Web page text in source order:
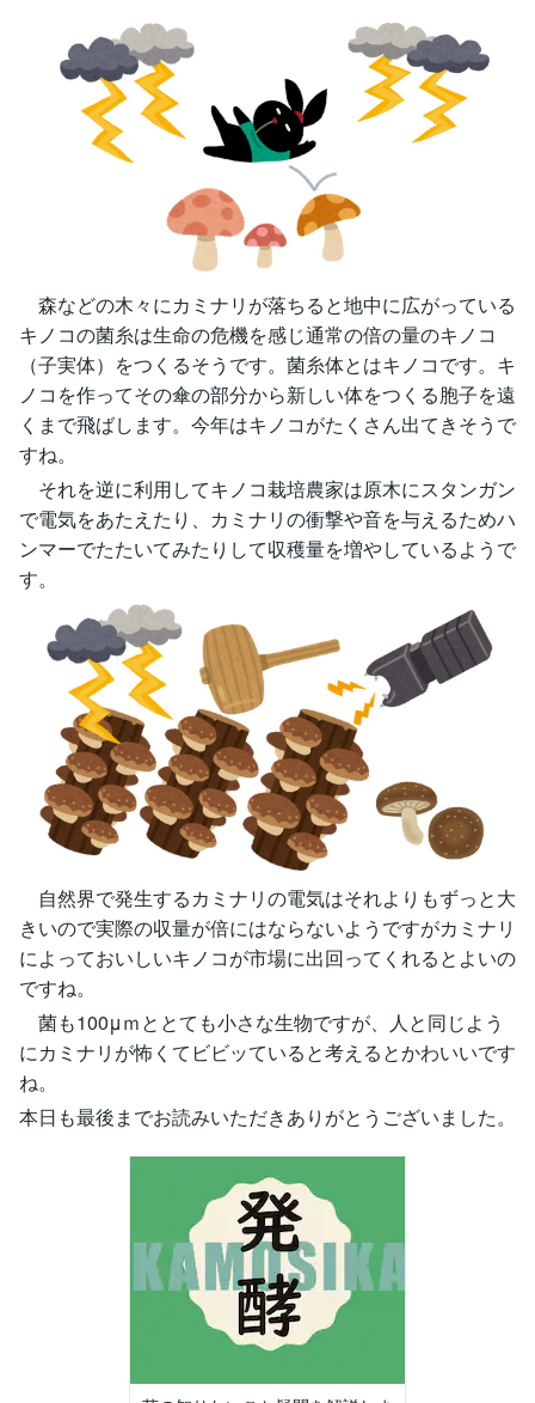
森などの木々にカミナリが落ちると地中に広がっている
キノコの菌糸は生命の危機を感じ通常の倍の量のキノコ
（子実体）をつくるそうです。菌糸体とはキノコです。キ
ノコを作ってその傘の部分から新しい体をつくる胞子を遠
くまで飛ばします。今年はキノコがたくさん出てきそうで
すね。
それを逆に利用してキノコ栽培農家は原木にスタンガン
で電気をあたえたり、カミナリの衝撃や音を与えるためハ
ンマーでたたいてみたりして収穫量を増やしているようで
す。
自然界で発生するカミナリの電気はそれよりもずっと大
きいので実際の収量が倍にはならないようですがカミナリ
によっておいしいキノコが市場に出回ってくれるとよいの
ですね。
菌も100μｍととても小さな生物ですが、人と同じよう
にカミナリが怖くてビビッていると考えるとかわいいです
ね。
本日も最後までお読みいただきありがとうございました。